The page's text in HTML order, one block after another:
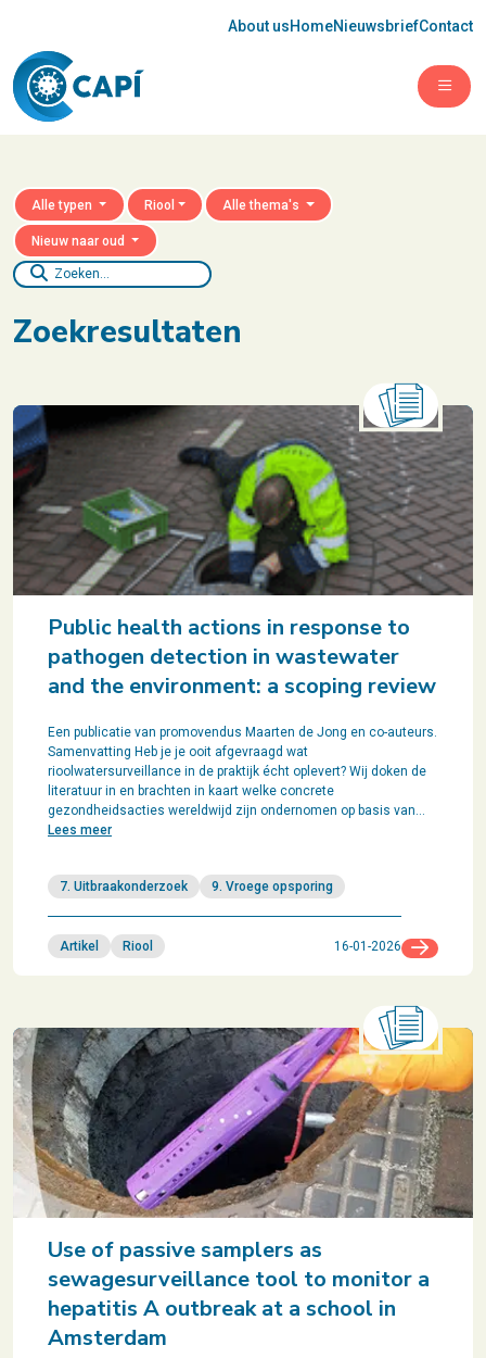
About usHomeNieuwsbriefContact
Open
Alle typen Riool Alle thema's
Nieuw naar oud
Zoeken
Zoekresultaten
Public health actions in response to
pathogen detection in wastewater
and the environment: a scoping review
Een publicatie van promovendus Maarten de Jong en co-auteurs.
Samenvatting Heb je je ooit afgevraagd wat
rioolwatersurveillance in de praktijk écht oplevert? Wij doken de
literatuur in en brachten in kaart welke concrete
gezondheidsacties wereldwijd zijn ondernomen op basis van…
Lees meer
7. Uitbraakonderzoek 9. Vroege opsporing
Artikel Riool 16-01-2026Ga naar
Use of passive samplers as
sewagesurveillance tool to monitor a
hepatitis A outbreak at a school in
Amsterdam